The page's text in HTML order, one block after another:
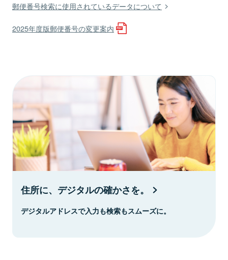
郵便番号検索に使用されているデータについて
2025年度版郵便番号の変更案内
住所に、デジタルの確かさを。
デジタルアドレスで入力も検索もスムーズに。